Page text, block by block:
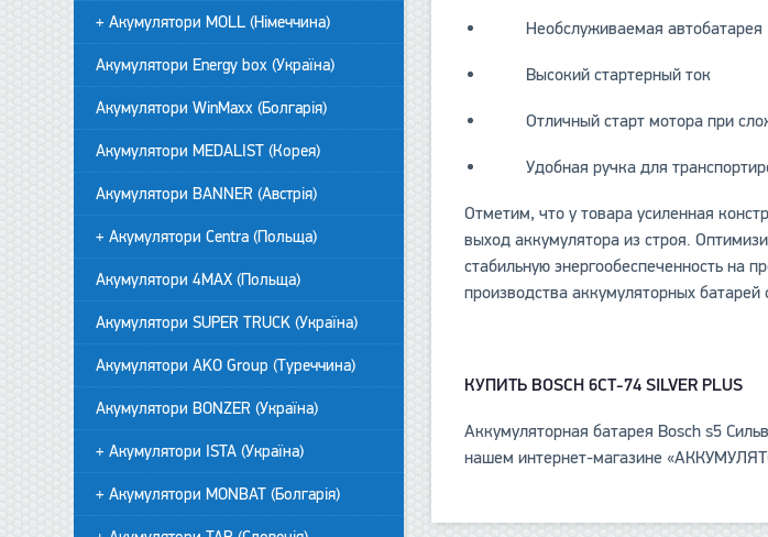
Необслуживаемая автобатарея
Высокий стартерный ток
Отличный старт мотора при
Удобная ручка для
Отметим, что у товара усиленная
выход аккумулятора из строя.
стабильную энергообеспеченность на
производства аккумуляторных
КУПИТЬ BOSCH 6СТ-74 SILVER PLUS
Аккумуляторная батарея Bosch s5
нашем интернет-магазине
+ Акумулятори MOLL (Німеччина)
Акумулятори Energy box (Україна)
Акумулятори WinMaxx (Болгарія)
Акумулятори MEDALIST (Корея)
Акумулятори BANNER (Австрія)
+ Акумулятори Centra (Польща)
Акумулятори 4MAX (Польща)
Акумулятори SUPER TRUCK (Україна)
Акумулятори AKO Group (Туреччина)
Акумулятори BONZER (Україна)
+ Акумулятори ISTA (Україна)
+ Акумулятори MONBAT (Болгарія)